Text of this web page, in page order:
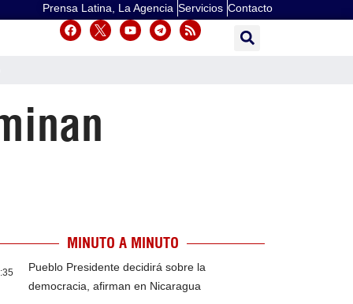
Prensa Latina, La Agencia Servicios Contacto
MINUTO A MINUTO
Pueblo Presidente decidirá sobre la
democracia, afirman en Nicaragua